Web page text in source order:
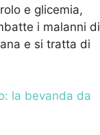
e glicemia,
i malanni di
e si tratta di
la bevanda da